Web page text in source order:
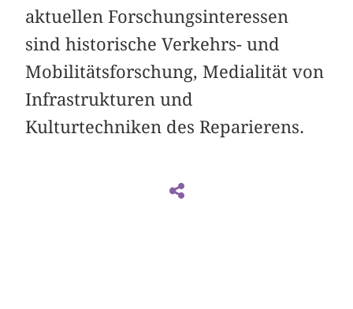
aktuellen Forschungsinteressen
sind historische Verkehrs- und
Mobilitätsforschung, Medialität von
Infrastrukturen und
Kulturtechniken des Reparierens.